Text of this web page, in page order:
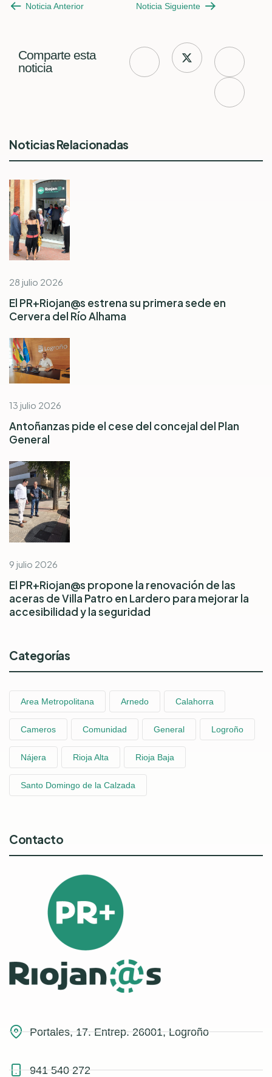
Noticia Anterior Noticia Siguiente
Comparte esta
noticia
Noticias Relacionadas
28 julio 2026
El PR+Riojan@s estrena su primera sede en
Cervera del Río Alhama
13 julio 2026
Antoñanzas pide el cese del concejal del Plan
General
9 julio 2026
El PR+Riojan@s propone la renovación de las
aceras de Villa Patro en Lardero para mejorar la
accesibilidad y la seguridad
Categorías
Area Metropolitana Arnedo Calahorra
Cameros Comunidad General Logroño
Nájera Rioja Alta Rioja Baja
Santo Domingo de la Calzada
Contacto
Portales, 17. Entrep. 26001, Logroño
941 540 272